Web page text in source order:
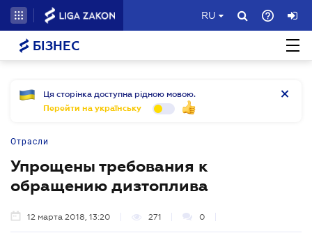
RU
БІЗНЕС
Ця сторінка доступна рідною мовою.
Перейти на українську
Отрасли
Упрощены требования к
обращению дизтоплива
12 марта 2018, 13:20 271 0